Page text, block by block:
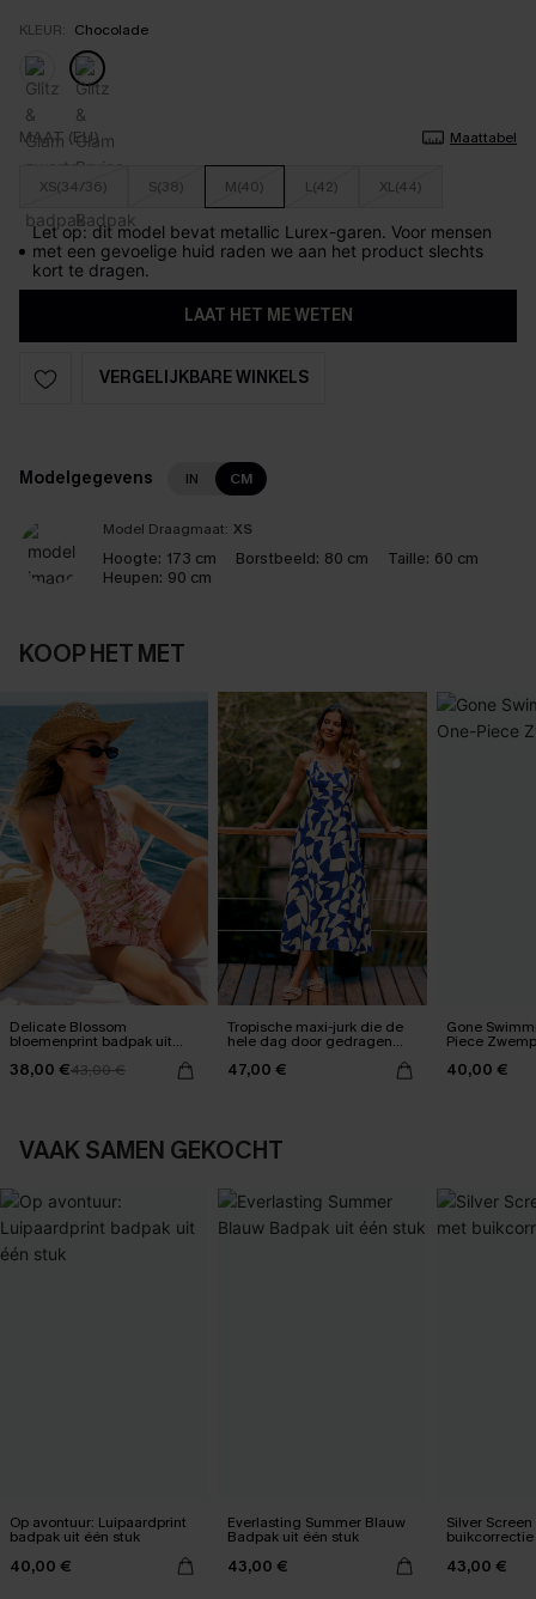
KLEUR: Chocolade
MAAT (EU) Maattabel
XS(34/36) S(38) M(40) L(42) XL(44)
Let op: dit model bevat metallic Lurex-garen. Voor mensen
met een gevoelige huid raden we aan het product slechts
kort te dragen.
LAAT HET ME WETEN
VERGELIJKBARE WINKELS
Modelgegevens IN CM
Model Draagmaat: XS
Hoogte: 173 cm Borstbeeld: 80 cm Taille: 60 cm
Heupen: 90 cm
KOOP HET MET
Delicate Blossom
bloemenprint badpak uit
38,00 €43,00 €
Tropische maxi-jurk die de
hele dag door gedragen
kan worden
47,00 €
Gone
Piece
40,00 €
VAAK SAMEN GEKOCHT
Op avontuur: Luipaardprint
badpak uit één stuk
40,00 €
Everlasting Summer Blauw
Badpak uit één stuk
43,00 €
Silver
buikcorrectie
43,00 €